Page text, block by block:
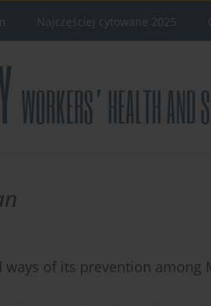
Najczęściej cytowane 2025
ways of its prevention among